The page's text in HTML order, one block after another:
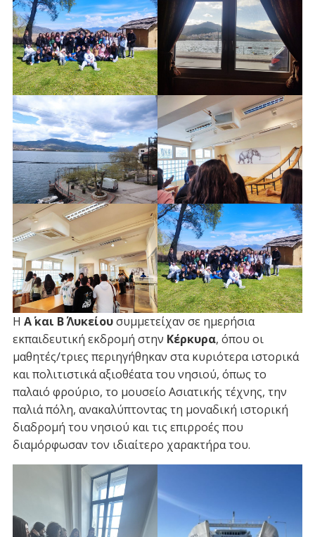
Η Α΄ και Β΄ Λυκείουσυμμετείχαν σε ημερήσια
εκπαιδευτική εκδρομή στην Κέρκυρα, όπου οι
μαθητές/τριες περιηγήθηκαν στα κυριότερα ιστορικά
και πολιτιστικά αξιοθέατα του νησιού, όπως το
παλαιό φρούριο, το μουσείο Ασιατικής τέχνης, την
παλιά πόλη, ανακαλύπτοντας τη μοναδική ιστορική
διαδρομή του νησιού και τις επιρροές που
διαμόρφωσαν τον ιδιαίτερο χαρακτήρα του.